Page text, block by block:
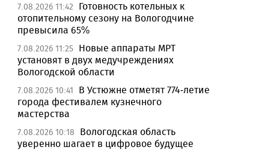
7.08.2026 11:42
Готовность котельных к
отопительному сезону на Вологодчине
превысила 65%
7.08.2026 11:25 Новые аппараты МРТ
установят в двух медучреждениях
Вологодской области
7.08.2026 10:41
В Устюжне отметят 774-летие
города фестивалем кузнечного
мастерства
7.08.2026 10:18
Вологодская область
уверенно шагает в цифровое будущее